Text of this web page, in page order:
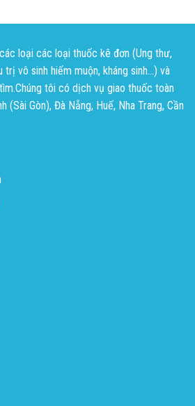
loại các loại thuốc kê đơn (Ung thư,
trị vô sinh hiếm muộn, kháng sinh...) và
tôi có dịch vụ giao thuốc toàn
(Sài Gòn), Đà Nẵng, Huế, Nha Trang, Cần